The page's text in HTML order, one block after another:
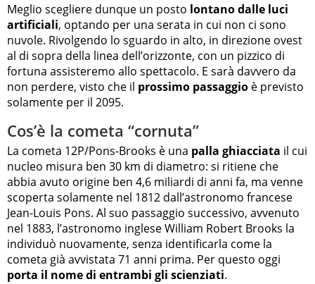
Meglio scegliere dunque un posto lontano dalle luci
artificiali, optando per una serata in cui non ci sono
nuvole. Rivolgendo lo sguardo in alto, in direzione ovest
al di sopra della linea dell’orizzonte, con un pizzico di
fortuna assisteremo allo spettacolo. E sarà davvero da
non perdere, visto che il prossimo passaggio è previsto
solamente per il 2095.
Cos’è la cometa “cornuta”
La cometa 12P/Pons-Brooks è una palla ghiacciata il cui
nucleo misura ben 30 km di diametro: si ritiene che
abbia avuto origine ben 4,6 miliardi di anni fa, ma venne
scoperta solamente nel 1812 dall’astronomo francese
Jean-Louis Pons. Al suo passaggio successivo, avvenuto
nel 1883, l’astronomo inglese William Robert Brooks la
individuò nuovamente, senza identificarla come la
cometa già avvistata 71 anni prima. Per questo oggi
porta il nome di entrambi gli scienziati.